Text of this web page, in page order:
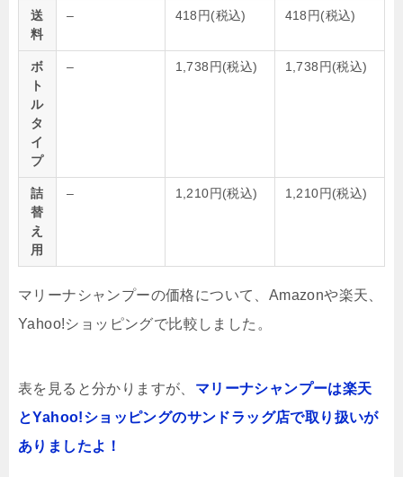
送
料
– 418円(税込) 418円(税込)
ボ
ト
ル
タ
イ
プ
– 1,738円(税込) 1,738円(税込)
詰
替
え
用
– 1,210円(税込) 1,210円(税込)
マリーナシャンプーの価格について、Amazonや楽天、
Yahoo!ショッピングで比較しました。
表を見ると分かりますが、 マリーナシャンプーは楽天
とYahoo!ショッピングのサンドラッグ店で取り扱いが
ありましたよ！